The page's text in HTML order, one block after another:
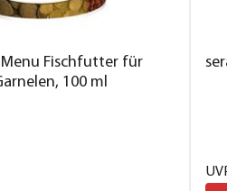
Fischfutter für
100 ml